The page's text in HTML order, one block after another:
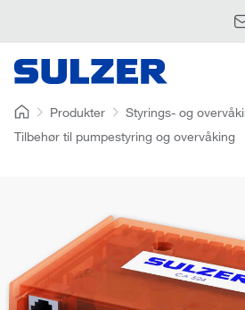
Produkter
Styrings- og
Tilbehør til pumpestyring og overvåking